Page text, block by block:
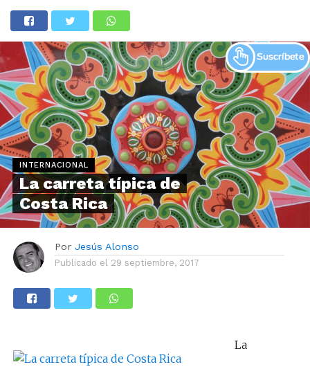
INTERNACIONAL
La carreta típica de
Costa Rica
Por Jesús Alonso
Publicado el 29 septiembre, 2017
La